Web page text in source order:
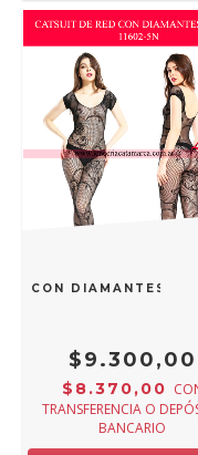
CON DIAMANTES
$9.300,00
$8.370,00
TRANSFERENCIA O
BANCARIO
CATSUIT